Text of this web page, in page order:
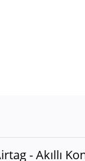
- Akıllı